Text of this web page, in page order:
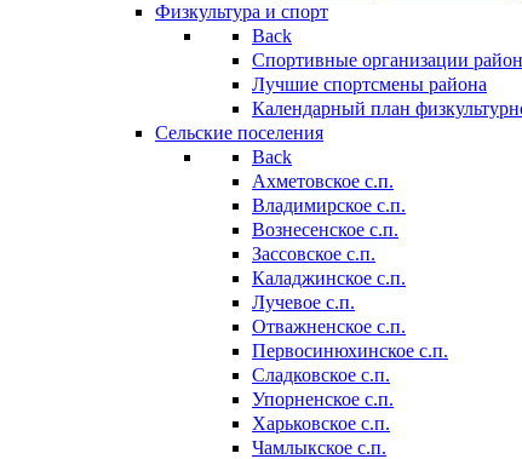
Физкультура и спорт
Back
Спортивные организации
Лучшие спортсмены района
Календарный план
Сельские поселения
Back
Ахметовское с.п.
Владимирское с.п.
Вознесенское с.п.
Зассовское с.п.
Каладжинское с.п.
Лучевое с.п.
Отважненское с.п.
Первосинюхинское с.п.
Сладковское с.п.
Упорненское с.п.
Харьковское с.п.
Чамлыкское с.п.